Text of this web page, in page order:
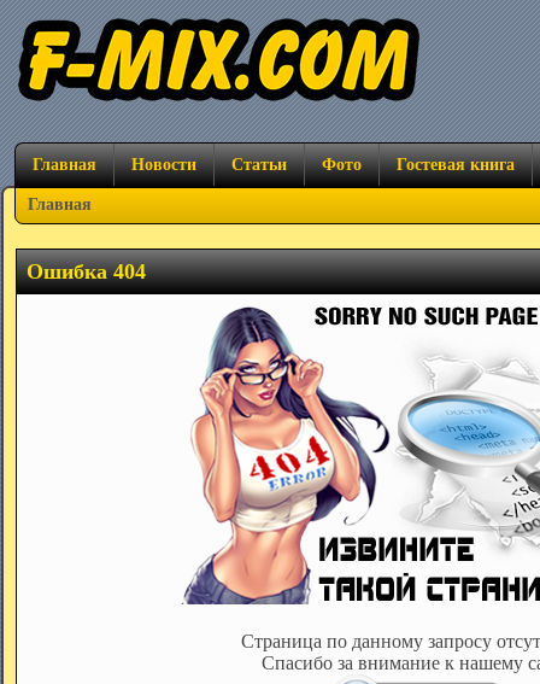
Главная Новости Статьи Фото Гостевая книга
Главная
Ошибка 404
Страница по данному запросу
Спасибо за внимание к нашему